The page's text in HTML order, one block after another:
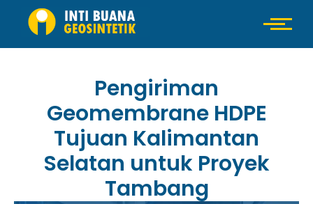
Pengiriman
Geomembrane HDPE
Tujuan Kalimantan
Selatan untuk Proyek
Tambang